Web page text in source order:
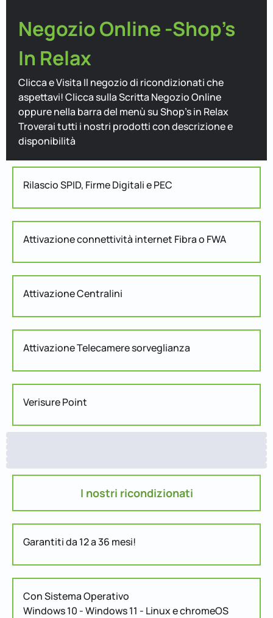
Negozio Online -Shop's
In Relax
Clicca e Visita Il negozio di ricondizionati che
aspettavi! Clicca sulla Scritta Negozio Online
oppure nella barra del menù su Shop's in Relax
Troverai tutti i nostri prodotti con descrizione e
disponibilità
Rilascio SPID, Firme Digitali e PEC
Attivazione connettività internet Fibra o FWA
Attivazione Centralini
Attivazione Telecamere sorveglianza
Verisure Point
I nostri ricondizionati
Garantiti da 12 a 36 mesi!
Con Sistema Operativo
Windows 10 - Windows 11 - Linux e chromeOS